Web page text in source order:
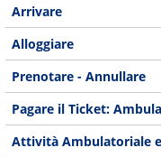
Arrivare
Alloggiare
Prenotare - Annullare
Pagare il Ticket:
Attività Ambulatoriale